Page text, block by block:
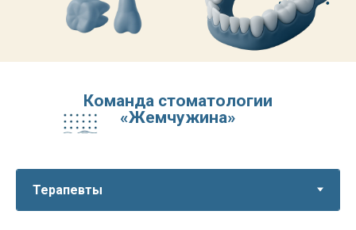
Команда стоматологии
«Жемчужина»